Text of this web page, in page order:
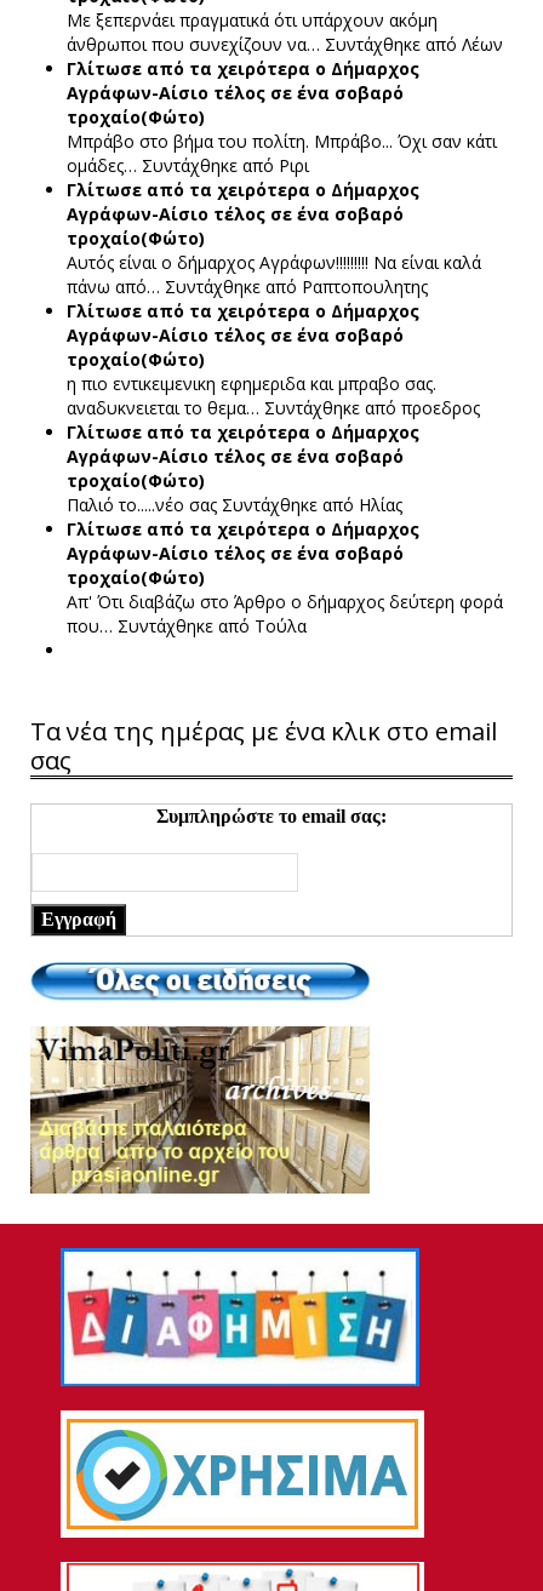
Με ξεπερνάει πραγματικά ότι υπάρχουν ακόμη
άνθρωποι που συνεχίζουν να… Συντάχθηκε από Λέων
Γλίτωσε από τα χειρότερα ο Δήμαρχος
Αγράφων-Αίσιο τέλος σε ένα σοβαρό
τροχαίο(Φώτο)
Μπράβο στο βήμα του πολίτη. Μπράβο... Όχι σαν κάτι
ομάδες… Συντάχθηκε από Ριρι
Γλίτωσε από τα χειρότερα ο Δήμαρχος
Αγράφων-Αίσιο τέλος σε ένα σοβαρό
τροχαίο(Φώτο)
Αυτός είναι ο δήμαρχος Αγράφων!!!!!!!!! Να είναι καλά
πάνω από… Συντάχθηκε από Ραπτοπουλητης
Γλίτωσε από τα χειρότερα ο Δήμαρχος
Αγράφων-Αίσιο τέλος σε ένα σοβαρό
τροχαίο(Φώτο)
η πιο εντικειμενικη εφημεριδα και μπραβο σας.
αναδυκνειεται το θεμα… Συντάχθηκε από προεδρος
Γλίτωσε από τα χειρότερα ο Δήμαρχος
Αγράφων-Αίσιο τέλος σε ένα σοβαρό
τροχαίο(Φώτο)
Παλιό το.....νέο σας Συντάχθηκε από Ηλίας
Γλίτωσε από τα χειρότερα ο Δήμαρχος
Αγράφων-Αίσιο τέλος σε ένα σοβαρό
τροχαίο(Φώτο)
Απ' Ότι διαβάζω στο Άρθρο ο δήμαρχος δεύτερη φορά
που… Συντάχθηκε από Τούλα
Τα νέα της ημέρας με ένα κλικ στο email
σας
Συμπληρώστε το email σας:
Εγγραφή